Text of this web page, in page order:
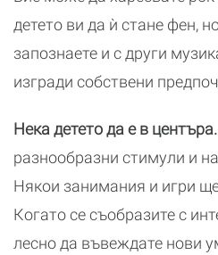
детето ви да ѝ стане фен,
запознаете и с други
изгради собствени
Нека детето да е в центъра.
разнообразни стимули и
Някои занимания и игри
Когато се съобразите с
лесно да въвеждате нови